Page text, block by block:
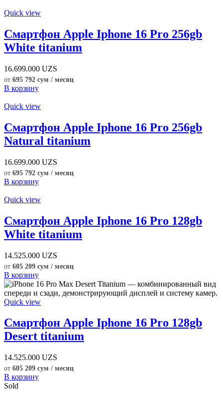
Quick view
Смартфон Apple Iphone 16 Pro 256gb
White titanium
16.699.000 UZS
от 695 792 сум / месяц
В корзину
Quick view
Смартфон Apple Iphone 16 Pro 256gb
Natural titanium
16.699.000 UZS
от 695 792 сум / месяц
В корзину
Quick view
Смартфон Apple Iphone 16 Pro 128gb
White titanium
14.525.000 UZS
от 605 209 сум / месяц
В корзину
Quick view
Смартфон Apple Iphone 16 Pro 128gb
Desert titanium
14.525.000 UZS
от 605 209 сум / месяц
В корзину
Sold